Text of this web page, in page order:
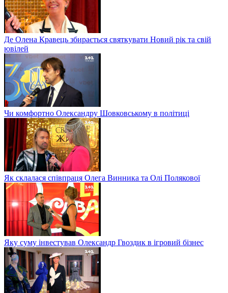
Де Олена Кравець збирається святкувати Новий рік та свій
ювілей
Чи комфортно Олександру Шовковському в політиці
Як склалася співпраця Олега Винника та Олі Полякової
Яку суму інвестував Олександр Гвоздик в ігровий бізнес